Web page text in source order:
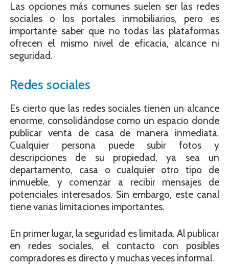
Las opciones más comunes suelen ser las redes
sociales o los portales inmobiliarios, pero es
importante saber que no todas las plataformas
ofrecen el mismo nivel de eficacia, alcance ni
seguridad.
Redes sociales
Es cierto que las redes sociales tienen un alcance
enorme, consolidándose como un espacio donde
publicar venta de casa de manera inmediata.
Cualquier persona puede subir fotos y
descripciones de su propiedad, ya sea un
departamento, casa o cualquier otro tipo de
inmueble, y comenzar a recibir mensajes de
potenciales interesados. Sin embargo, este canal
tiene varias limitaciones importantes.
En primer lugar, la seguridad es limitada. Al publicar
en redes sociales, el contacto con posibles
compradores es directo y muchas veces informal.